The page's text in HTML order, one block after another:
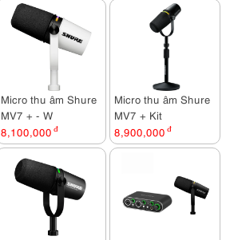
Micro thu âm Shure
MV7 + - W
8,100,000 đ
Micro thu âm Shure
MV7 + Kit
8,900,000 đ